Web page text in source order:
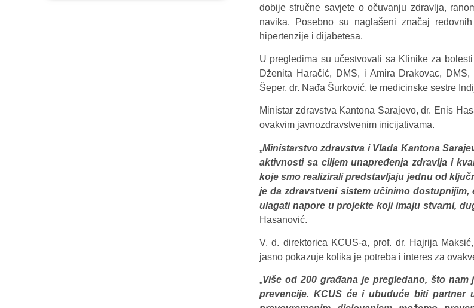
dobije stručne savjete o očuvanju zdravlja,
navika. Posebno su naglašeni značaj
hipertenzije i dijabetesa.
U pregledima su učestvovali sa Klinike za
Dženita Haračić, DMS, i Amira Drakovac,
Šeper, dr. Nađa Šurković, te medicinske sestre
Ministar zdravstva Kantona Sarajevo, dr. Enis
ovakvim javnozdravstvenim inicijativama.
„Ministarstvo zdravstva i Vlada Kantona
aktivnosti sa ciljem unapređenja zdravlja i
koje smo realizirali predstavljaju jednu od
je da zdravstveni sistem učinimo
ulagati napore u projekte koji imaju stvarni,
Hasanović.
V. d. direktorica KCUS-a, prof. dr. Hajrija
jasno pokazuje kolika je potreba i interes za
„Više od 200 građana je pregledano, što
prevencije. KCUS će i ubuduće biti partner